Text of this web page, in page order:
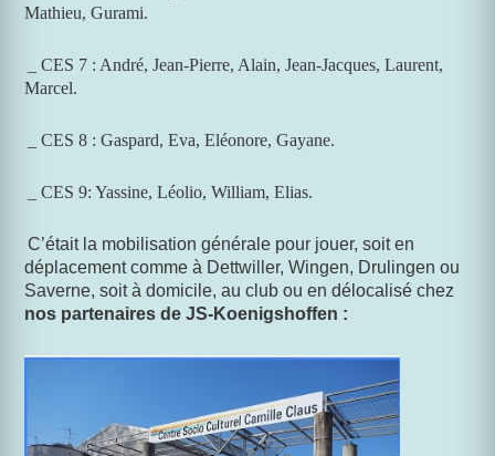
Mathieu, Gurami.
_ CES 7 : André, Jean-Pierre, Alain, Jean-Jacques, Laurent,
Marcel.
_ CES 8 : Gaspard, Eva, Eléonore, Gayane.
_ CES 9: Yassine, Léolio, William, Elias.
C’était la mobilisation générale pour jouer, soit en
déplacementcomme à Dettwiller, Wingen, Drulingen ou
Saverne, soit à domicile, au club ou en délocalisé chez
nos partenaires de JS-Koenigshoffen :